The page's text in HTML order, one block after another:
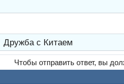
Дружба с Китаем
Чтобы отправить ответ, вы